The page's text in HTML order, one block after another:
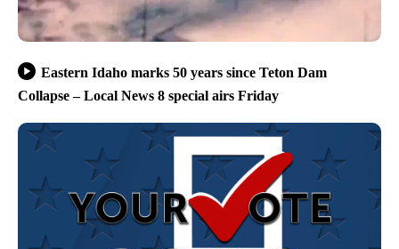
Eastern Idaho marks 50 years since Teton Dam
Collapse – Local News 8 special airs Friday